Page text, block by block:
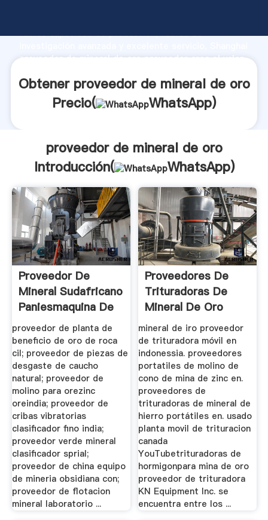
fuerte capacidad de producción, fuerza de
proveedor de mineral de oro proveedor crea el valor
Obtener proveedor de mineral de oro
Precio(
WhatsApp)
proveedor de mineral de oro
Introducción(
WhatsApp)
Proveedor De
Mineral Sudafricano
Paniesmaquina De
Mineria ...
proveedor de planta de
beneficio de oro de roca
cil; proveedor de piezas de
desgaste de caucho
natural; proveedor de
molino para orezinc
oreindia; proveedor de
cribas vibratorias
clasificador fino india;
proveedor verde mineral
clasificador sprial;
proveedor de china equipo
de mineria obsidiana con;
proveedor de flotacion
mineral laboratorio ...
Proveedores De
Trituradoras De
Mineral De Oro
Mandibula ...
mineral de iro proveedor
de trituradora móvil en
indonessia. proveedores
portatiles de molino de
cono de mina de zinc en.
proveedores de
trituradoras de mineral de
hierro portátiles en. usado
planta movil de trituracion
canada
YouTubetrituradoras de
hormigonpara mina de oro
proveedor de trituradora
KN Equipment Inc. se
encuentra entre los ...